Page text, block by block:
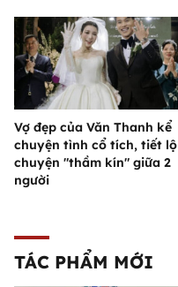
Vợ đẹp của Văn Thanh kể
chuyện tình cổ tích, tiết lộ
chuyện "thầm kín" giữa 2
người
TÁC PHẨM MỚI